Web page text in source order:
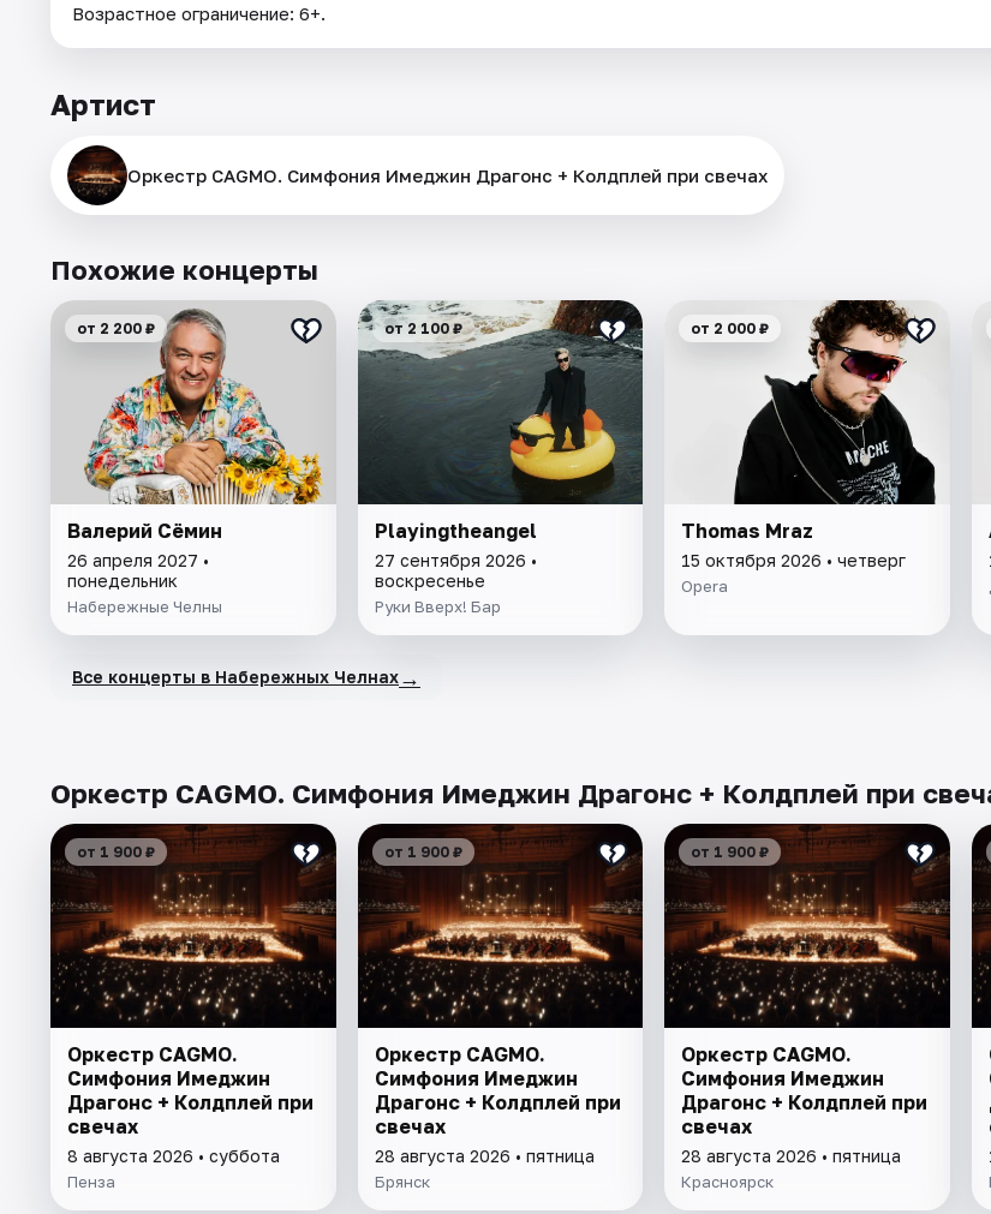
Возрастное ограничение: 6+.
Артист
Оркестр CAGMO. Симфония Имеджин Драгонс + Колдплей при свечах
Похожие концерты
от 2 200 ₽
Валерий Сёмин
26 апреля 2027 •
понедельник
Набережные Челны
от 2 100 ₽
Playingtheangel
27 сентября 2026 •
воскресенье
Руки Вверх! Бар
от 2 000 ₽
Thomas Mraz
15 октября 2026 • четверг
Opera
Все концерты в Набережных Челнах→
Оркестр CAGMO. Симфония Имеджин Драгонс + Колдплей при
от 1 900 ₽
Оркестр CAGMO.
Симфония Имеджин
Драгонс + Колдплей при
свечах
8 августа 2026 • суббота
Пенза
от 1 900 ₽
Оркестр CAGMO.
Симфония Имеджин
Драгонс + Колдплей при
свечах
28 августа 2026 • пятница
Брянск
от 1 900 ₽
Оркестр CAGMO.
Симфония Имеджин
Драгонс + Колдплей при
свечах
28 августа 2026 • пятница
Красноярск